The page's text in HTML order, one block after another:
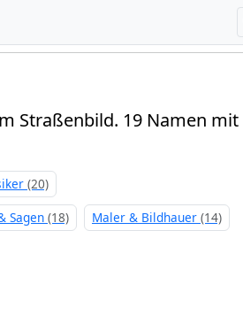
Straßenbild. 19 Namen mit
(20)
Sagen (18) Maler & Bildhauer (14)